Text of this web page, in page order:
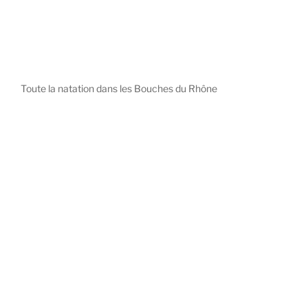
Toute la natation dans les Bouches du Rhône